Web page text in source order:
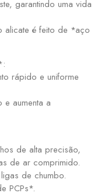
garantindo uma vida
é feito de *aço
rápido e uniforme
aumenta a
de alta precisão,
de ar comprimido.
de chumbo.
PCPs*.